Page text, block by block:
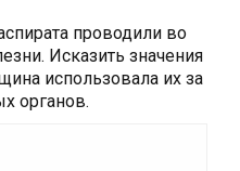
проводили во
Исказить значения
использовала их за
органов.